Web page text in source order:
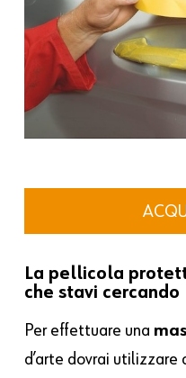
La pellicola
che stavi cercando
Per effettuare una
d’arte dovrai utilizzare